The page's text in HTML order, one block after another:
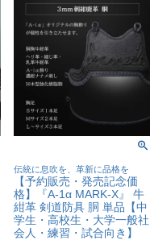
伝統に息吹を、革新に品格を
【予約販売・発売記念価
格】『A-1α MARK-X』 牛
紺革 剣道防具 胴 単品【中
学生・高校生・大学一般社
会人・練習・試合向き】